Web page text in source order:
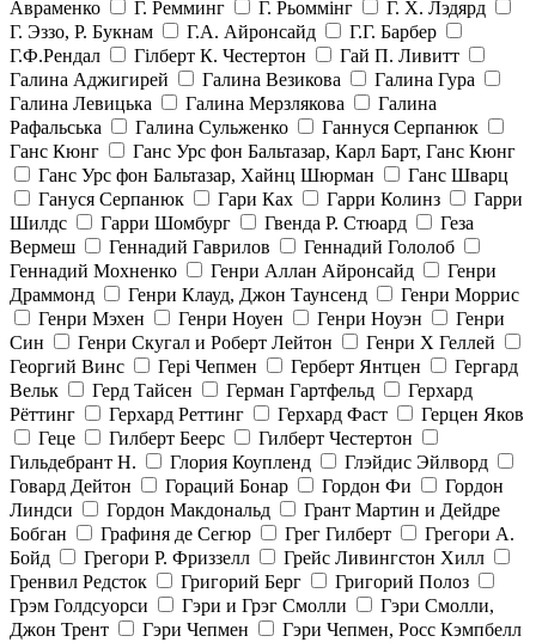
Авраменко
Г. Ремминг Г. Рьоммінг
Г. Х. Лэдярд
Г. Эззо, Р. Букнам
Г.А. Айронсайд
Г.Г. Барбер
Г.Ф.Рендал
Гілберт К. Честертон
Гай П. Ливитт
Галина Аджигирей
Галина Везикова
Галина Гура
Галина Левицька
Галина Мерзлякова
Галина
Рафальська
Галина Сульженко
Ганнуся Серпанюк
Ганс Кюнг
Ганс Урс фон Бальтазар, Карл Барт, Ганс Кюнг
Ганс Урс фон Бальтазар, Хайнц Шюрман
Ганс Шварц
Гануся Серпанюк
Гари Ках Гарри Колинз
Гарри
Шилдс
Гарри Шомбург Гвенда Р. Стюард
Геза
Вермеш
Геннадий Гаврилов
Геннадий Гололоб
Геннадий Мохненко
Генри Аллан Айронсайд
Генри
Драммонд
Генри Клауд, Джон Таунсенд
Генри Моррис
Генри Мэхен
Генри Ноуен Генри Ноуэн
Генри
Син
Генри Скугал и Роберт Лейтон
Генри Х Геллей
Георгий Винс
Гері Чепмен Герберт Янтцен
Гергард
Вельк
Герд Тайсен Герман Гартфельд
Герхард
Рёттинг
Герхард Реттинг Герхард Фаст
Герцен Яков
Геце
Гилберт Беерс
Гилберт Честертон
Гильдебрант Н.
Глория Коупленд
Глэйдис Эйлворд
Говард Дейтон
Гораций Бонар Гордон Фи
Гордон
Линдси
Гордон Макдональд
Грант Мартин и Дейдре
Бобган
Графиня де Сегюр Грег Гилберт
Грегори А.
Бойд
Грегори Р. Фриззелл
Грейс Ливингстон Хилл
Гренвил Редсток
Григорий Берг
Григорий Полоз
Грэм Голдсуорси
Гэри и Грэг Смолли
Гэри Смолли,
Джон Трент
Гэри Чепмен
Гэри Чепмен, Росс Кэмпбелл